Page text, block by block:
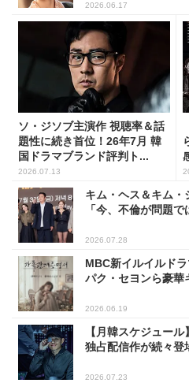
2026.06.17
ソ・ジソブ主演作 視聴率＆話
題性に続き首位！26年7月 韓
国ドラマブランド評判ト...
2026.07.13
キム・ヘス＆キム
「今、不倫が問題
2026.07.28
MBC新イルイルドラ
パク・セヨンら豪華
2026.06.19
【月韓スケジュー
独占配信作が続々登
2026.07.23